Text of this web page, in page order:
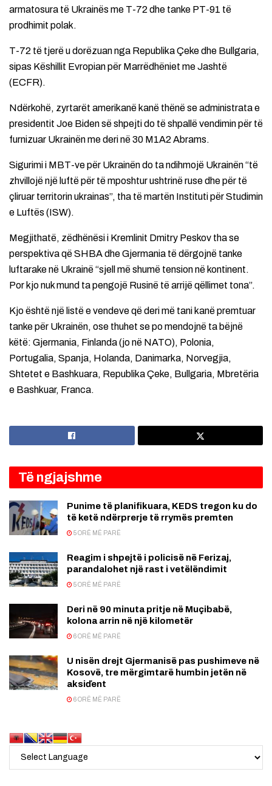
armatosura të Ukrainës me T-72 dhe tanke PT-91 të
prodhimit polak.
T-72 të tjerë u dorëzuan nga Republika Çeke dhe Bullgaria,
sipas Këshillit Evropian për Marrëdhëniet me Jashtë
(ECFR).
Ndërkohë, zyrtarët amerikanë kanë thënë se administrata e
presidentit Joe Biden së shpejti do të shpallë vendimin për të
furnizuar Ukrainën me deri në 30 M1A2 Abrams.
Sigurimi i MBT-ve për Ukrainën do ta ndihmojë Ukrainën “të
zhvillojë një luftë për të mposhtur ushtrinë ruse dhe për të
çliruar territorin ukrainas”, tha të martën Instituti për Studimin
e Luftës (ISW).
Megjithatë, zëdhënësi i Kremlinit Dmitry Peskov tha se
perspektiva që SHBA dhe Gjermania të dërgojnë tanke
luftarake në Ukrainë “sjell më shumë tension në kontinent.
Por kjo nuk mund ta pengojë Rusinë të arrijë qëllimet tona”.
Kjo është një listë e vendeve që deri më tani kanë premtuar
tanke për Ukrainën, ose thuhet se po mendojnë ta bëjnë
këtë: Gjermania, Finlanda (jo në NATO), Polonia,
Portugalia, Spanja, Holanda, Danimarka, Norvegjia,
Shtetet e Bashkuara, Republika Çeke, Bullgaria, Mbretëria
e Bashkuar, Franca.
Të ngjajshme
Punime të planifikuara, KEDS tregon ku do
të ketë ndërprerje të rrymës premten
5 ORË MË PARË
Reagim i shpejtë i policisë në Ferizaj,
parandalohet një rast i vetëlëndimit
5 ORË MË PARË
Deri në 90 minuta pritje në Muçibabë,
kolona arrin në një kilometër
6 ORË MË PARË
U nisën drejt Gjermanisë pas pushimeve në
Kosovë, tre mërgimtarë humbin jetën në
aksiďent
6 ORË MË PARË